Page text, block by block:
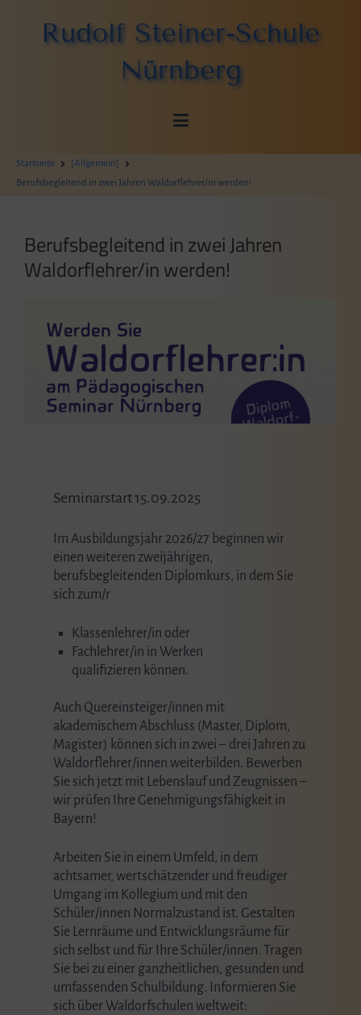
springenRudolf Steiner-Schule
Nürnberg
Startseite
[Allgemein]
Berufsbegleitend in zwei Jahren Waldorflehrer/in werden!
Berufsbegleitend in zwei Jahren
Waldorflehrer/in werden!
Seminarstart 15.09.2025
Im Ausbildungsjahr 2026/27 beginnen wir
einen weiteren zweijährigen,
berufsbegleitenden Diplomkurs, in dem Sie
sich zum/r
Klassenlehrer/in oder
Fachlehrer/in in Werken
qualifizieren können.
Auch Quereinsteiger/innen mit
akademischem Abschluss (Master, Diplom,
Magister) können sich in zwei – drei Jahren zu
Waldorflehrer/innen weiterbilden. Bewerben
Sie sich jetzt mit Lebenslauf und Zeugnissen –
wir prüfen Ihre Genehmigungsfähigkeit in
Bayern!
Arbeiten Sie in einem Umfeld, in dem
achtsamer, wertschätzender und freudiger
Umgang im Kollegium und mit den
Schüler/innen Normalzustand ist. Gestalten
Sie Lernräume und Entwicklungsräume für
sich selbst und für Ihre Schüler/innen. Tragen
Sie bei zu einer ganzheitlichen, gesunden und
umfassenden Schulbildung. Informieren Sie
sich über Waldorfschulen weltweit: